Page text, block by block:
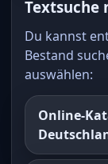
Textsuche
Du kannst
Bestand
auswählen:
Online-